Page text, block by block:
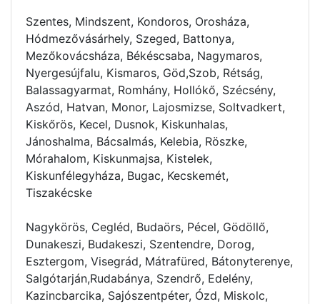
Szentes, Mindszent, Kondoros, Orosháza,
Hódmezővásárhely, Szeged, Battonya,
Mezőkovácsháza, Békéscsaba, Nagymaros,
Nyergesújfalu, Kismaros, Göd,Szob, Rétság,
Balassagyarmat, Romhány, Hollókő, Szécsény,
Aszód, Hatvan, Monor, Lajosmizse, Soltvadkert,
Kiskőrös, Kecel, Dusnok, Kiskunhalas,
Jánoshalma, Bácsalmás, Kelebia, Röszke,
Mórahalom, Kiskunmajsa, Kistelek,
Kiskunfélegyháza, Bugac, Kecskemét,
Tiszakécske
Nagykörös, Cegléd, Budaörs, Pécel, Gödöllő,
Dunakeszi, Budakeszi, Szentendre, Dorog,
Esztergom, Visegrád, Mátrafüred, Bátonyterenye,
Salgótarján,Rudabánya, Szendrő, Edelény,
Kazincbarcika, Sajószentpéter, Ózd, Miskolc,